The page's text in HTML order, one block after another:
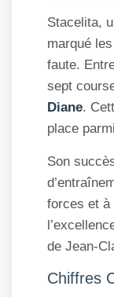
Stacelita,
marqué
faute.
sept
Diane.
place
Son
forces et à
de Jean-
Chiffres